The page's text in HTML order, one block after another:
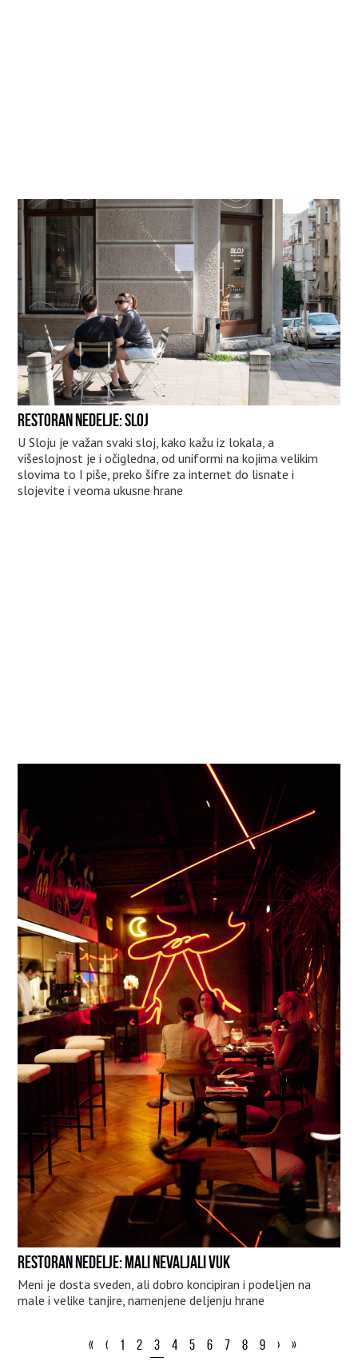
RESTORAN NEDELJE: SLOJ
U Sloju je važan svaki sloj, kako kažu iz lokala, a
višeslojnost je i očigledna, od uniformi na kojima velikim
slovima to I piše, preko šifre za internet do lisnate i
slojevite i veoma ukusne hrane
RESTORAN NEDELJE: MALI NEVALJALI VUK
Meni je dosta sveden, ali dobro koncipiran i podeljen na
male i velike tanjire, namenjene deljenju hrane
« ‹ 1 2 3 4 5 6 7 8 9 › »